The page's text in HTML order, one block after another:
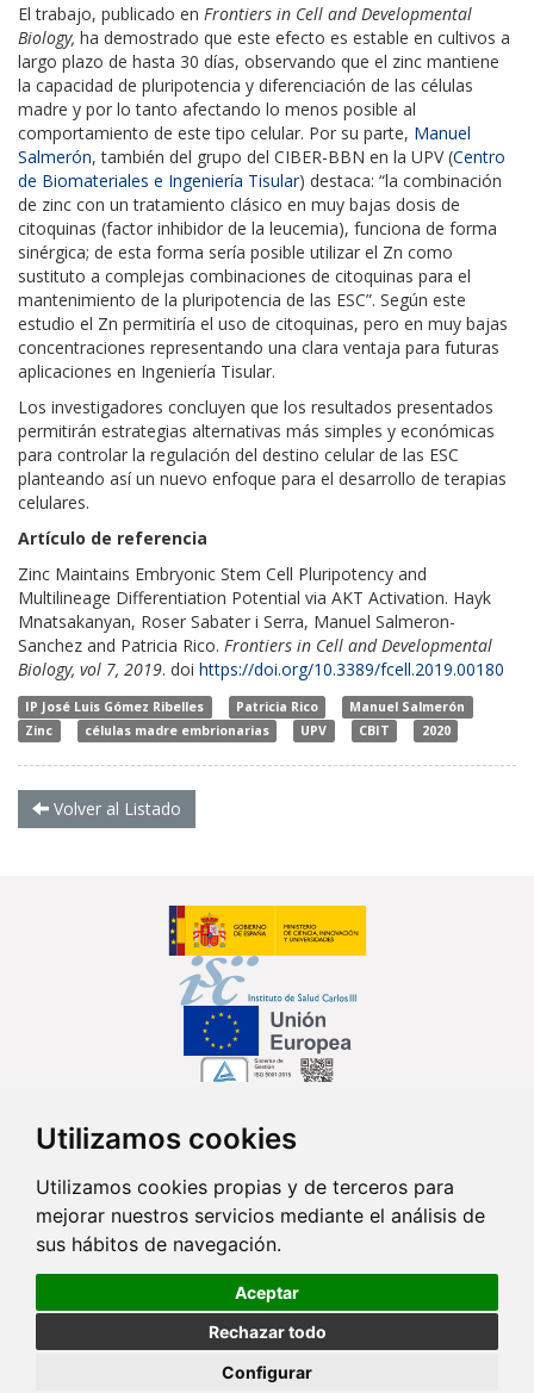
Utilizamos cookies
Utilizamos cookies propias y de terceros para
mejorar nuestros servicios mediante el análisis de
sus hábitos de navegación.
Aceptar
Rechazar todo
Configurar
El trabajo, publicado en Frontiers in Cell and Developmental
Biology, ha demostrado que este efecto es estable en cultivos a
largo plazo de hasta 30 días, observando que el zinc mantiene
la capacidad de pluripotencia y diferenciación de las células
madre y por lo tanto afectando lo menos posible al
comportamiento de este tipo celular. Por su parte, Manuel
Salmerón, también del grupo del CIBER-BBN en la UPV (Centro
de Biomateriales e Ingeniería Tisular) destaca: “la combinación
de zinc con un tratamiento clásico en muy bajas dosis de
citoquinas (factor inhibidor de la leucemia), funciona de forma
sinérgica; de esta forma sería posible utilizar el Zn como
sustituto a complejas combinaciones de citoquinas para el
mantenimiento de la pluripotencia de las ESC”. Según este
estudio el Zn permitiría el uso de citoquinas, pero en muy bajas
concentraciones representando una clara ventaja para futuras
aplicaciones en Ingeniería Tisular.
Los investigadores concluyen que los resultados presentados
permitirán estrategias alternativas más simples y económicas
para controlar la regulación del destino celular de las ESC
planteando así un nuevo enfoque para el desarrollo de terapias
celulares.
Artículo de referencia
Zinc Maintains Embryonic Stem Cell Pluripotency and
Multilineage Differentiation Potential via AKT Activation. Hayk
Mnatsakanyan, Roser Sabater i Serra, Manuel Salmeron-
Sanchez and Patricia Rico. Frontiers in Cell and Developmental
Biology, vol 7, 2019. doi https://doi.org/10.3389/fcell.2019.00180
IP José Luis Gómez Ribelles Patricia Rico
Manuel Salmerón
Zinc
células madre embrionarias UPV CBIT 2020
Volver al Listado
Síguenos en...
Contacto
Av. Monforte de Lemos, 3-5. Pabellón 11. Planta 0 28029 Madrid
info@ciberisciii.es
Política de Privacidad
| Portal de Transparencia